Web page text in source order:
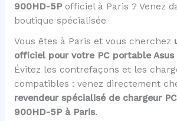
900HD-5Pofficiel à Paris ? Venez
boutique spécialisée
Vous êtes à Paris et vous cherchez
officiel pour votre PC portable
Évitez les contrefaçons et les
compatibles : venez directement
revendeur spécialisé de chargeur
900HD-5P à Paris.